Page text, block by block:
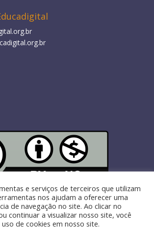
de outra forma, a licença é Creative
Atribuição Não Comercial
e serviços de terceiros que utilizam
nos ajudam a oferecer uma
de navegação no site. Ao clicar no
continuar a visualizar nosso site, você
de cookies em nosso site.